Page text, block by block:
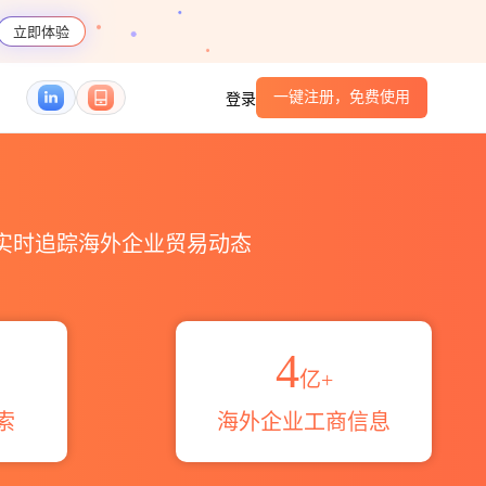
立即体验
登录 一键注册，免费使用
时追踪海外企业贸易动态
4亿+
海外企业工商信息